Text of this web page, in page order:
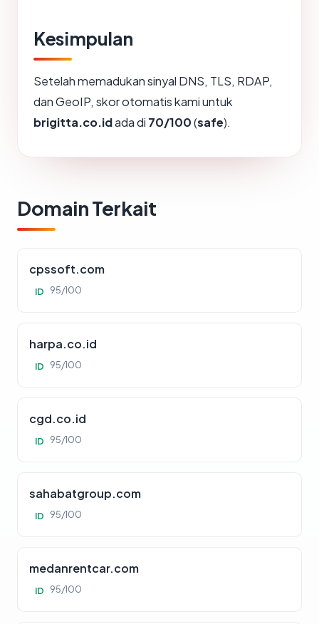
Kesimpulan
Setelah memadukan sinyal DNS, TLS, RDAP,
dan GeoIP, skor otomatis kami untuk
brigitta.co.idada di 70/100(safe).
Domain Terkait
cpssoft.com
ID 95/100
harpa.co.id
ID 95/100
cgd.co.id
ID 95/100
sahabatgroup.com
ID 95/100
medanrentcar.com
ID 95/100